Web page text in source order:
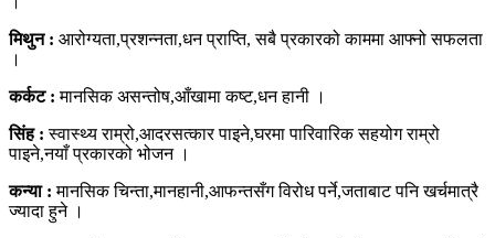
मिथुन : आरोग्यता,प्रशन्नता,धन प्राप्ति, सबै प्रकारको काममा आफ्नो सफलता
।
कर्कट : मानसिक असन्तोष,आँखामा कष्ट,धन हानी ।
सिंह : स्वास्थ्य राम्रो,आदरसत्कार पाइने,घरमा पारिवारिक सहयोग राम्रो
पाइने,नयाँ प्रकारको भोजन ।
कन्या : मानसिक चिन्ता,मानहानी,आफन्तसँग विरोध पर्ने,जताबाट पनि खर्चमात्रै
ज्यादा हुने ।